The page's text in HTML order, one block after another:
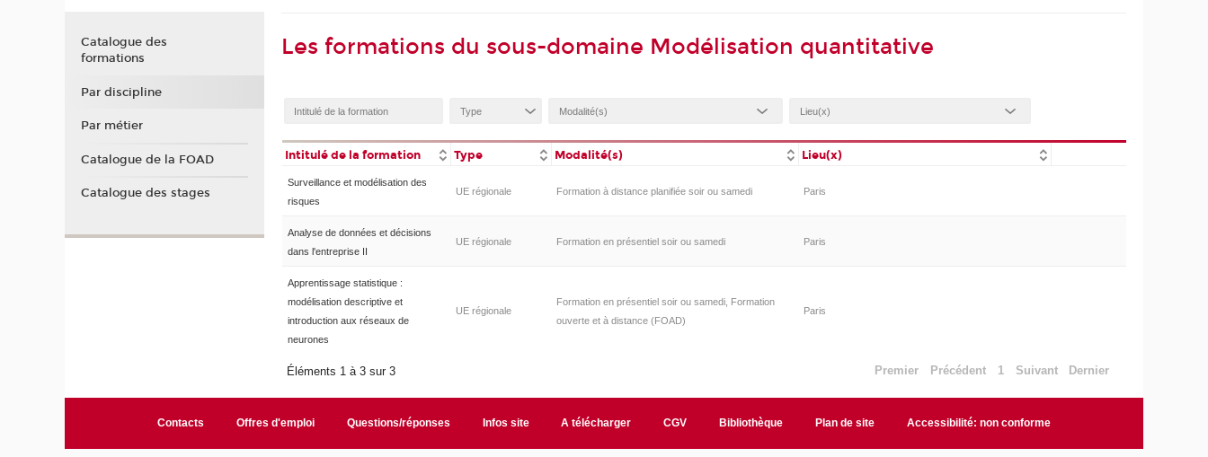
Les formations du sous-domaine Modélisation quantitative
Intitulé de la formation Type Modalité(s) Lieu(x)
Surveillance et modélisation des
risques
UE régionale Formation à distance planifiée soir ou samedi Paris
Analyse de données et décisions
dans l'entreprise II
UE régionale Formation en présentiel soir ou samedi Paris
Apprentissage statistique :
modélisation descriptive et
introduction aux réseaux de
neurones
UE régionale
Formation en présentiel soir ou samedi, Formation
ouverte et à distance (FOAD)
Paris
Éléments 1 à 3 sur 3 Premier Précédent 1 Suivant Dernier
Catalogue des
formations
Par discipline
Par métier
Catalogue de la FOAD
Catalogue des stages
Contacts Offres d'emploi Questions/réponses Infos site A télécharger CGV Bibliothèque Plan de site Accessibilité: non conforme